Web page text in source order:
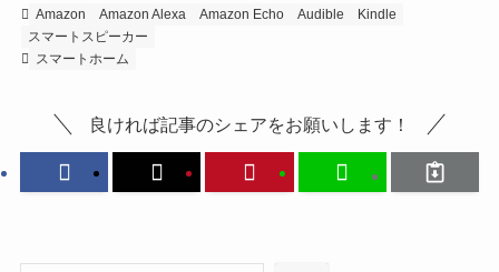
Amazon Amazon Alexa Amazon Echo Audible
Kindle
スマートスピーカー
スマートホーム
良ければ記事のシェアをお願いします！